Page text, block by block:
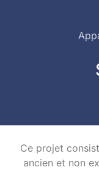
Ce projet
ancien et non